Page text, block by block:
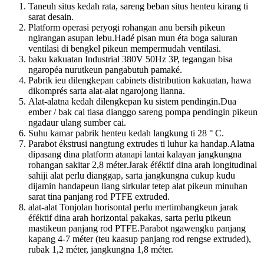
Taneuh situs kedah rata, sareng beban situs henteu kirang ti
sarat desain.
Platform operasi peryogi rohangan anu bersih pikeun
ngirangan asupan lebu.Hadé pisan mun éta boga saluran
ventilasi di bengkel pikeun mempermudah ventilasi.
baku kakuatan Industrial 380V 50Hz 3P, tegangan bisa
ngaropéa nurutkeun pangabutuh pamaké.
Pabrik ieu dilengkepan cabinets distribution kakuatan, hawa
dikomprés sarta alat-alat ngarojong lianna.
Alat-alatna kedah dilengkepan ku sistem pendingin.Dua
ember / bak cai tiasa dianggo sareng pompa pendingin pikeun
ngadaur ulang sumber cai.
Suhu kamar pabrik henteu kedah langkung ti 28 ° C.
Parabot ékstrusi nangtung extrudes ti luhur ka handap.Alatna
dipasang dina platform atanapi lantai kalayan jangkungna
rohangan sakitar 2,8 méter.Jarak éféktif dina arah longitudinal
sahiji alat perlu dianggap, sarta jangkungna cukup kudu
dijamin handapeun liang sirkular tetep alat pikeun minuhan
sarat tina panjang rod PTFE extruded.
alat-alat Tonjolan horisontal perlu mertimbangkeun jarak
éféktif dina arah horizontal pakakas, sarta perlu pikeun
mastikeun panjang rod PTFE.Parabot ngawengku panjang
kapang 4-7 méter (teu kaasup panjang rod rengse extruded),
rubak 1,2 méter, jangkungna 1,8 méter.